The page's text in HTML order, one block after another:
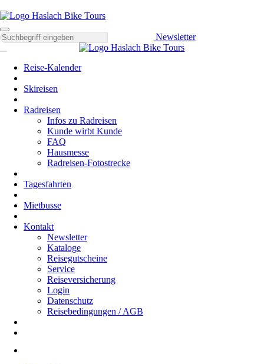
Newsletter
Reise-Kalender
Skireisen
Radreisen
Infos zu Radreisen
Kunde wirbt Kunde
FAQ
Hausmesse
Radreisen-Fotostrecke
Tagesfahrten
Mietbusse
Kontakt
Newsletter
Kataloge
Reisegutscheine
Service
Reiseversicherung
Login
Datenschutz
Reisebedingungen / AGB